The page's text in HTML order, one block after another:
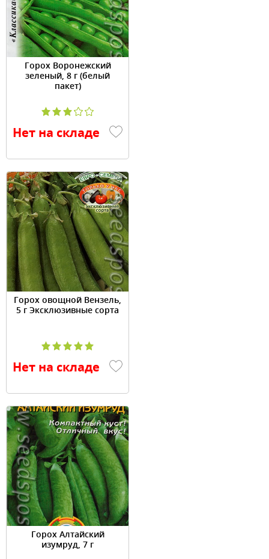
Горох Воронежский
зеленый, 8 г (белый
пакет)
Нет на складе
Горох овощной Вензель,
5 г Эксклюзивные сорта
Нет на складе
Горох Алтайский
изумруд, 7 г